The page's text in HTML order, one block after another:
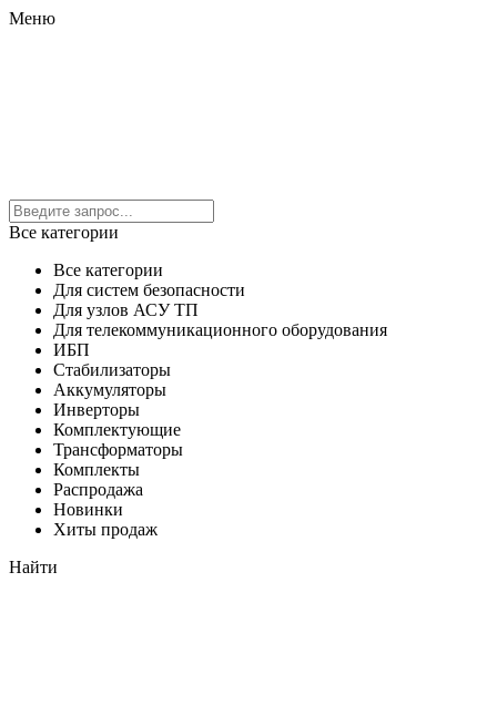
Меню
Все категории
Все категории
Для систем безопасности
Для узлов АСУ ТП
Для телекоммуникационного оборудования
ИБП
Стабилизаторы
Аккумуляторы
Инверторы
Комплектующие
Трансформаторы
Комплекты
Распродажа
Новинки
Хиты продаж
Найти